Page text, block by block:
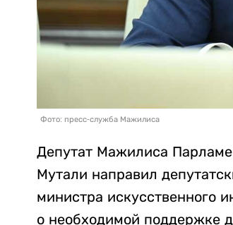
Фото: пресс-служба Мажилиса
Депутат Мажилиса
Мутали направил
министра искусственного
о необходимой поддержке